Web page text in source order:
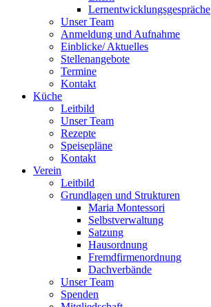
Lernentwicklungsgespräche
Unser Team
Anmeldung und Aufnahme
Einblicke/ Aktuelles
Stellenangebote
Termine
Kontakt
Küche
Leitbild
Unser Team
Rezepte
Speisepläne
Kontakt
Verein
Leitbild
Grundlagen und Strukturen
Maria Montessori
Selbstverwaltung
Satzung
Hausordnung
Fremdfirmenordnung
Dachverbände
Unser Team
Spenden